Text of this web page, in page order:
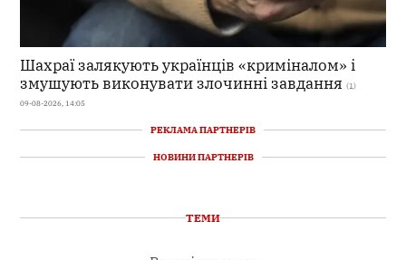
Шахраї залякують українців «криміналом» і
змушують виконувати злочинні завдання (1)
09-08-2026, 14:05
РЕКЛАМА ПАРТНЕРІВ
НОВИНИ ПАРТНЕРІВ
ТЕМИ